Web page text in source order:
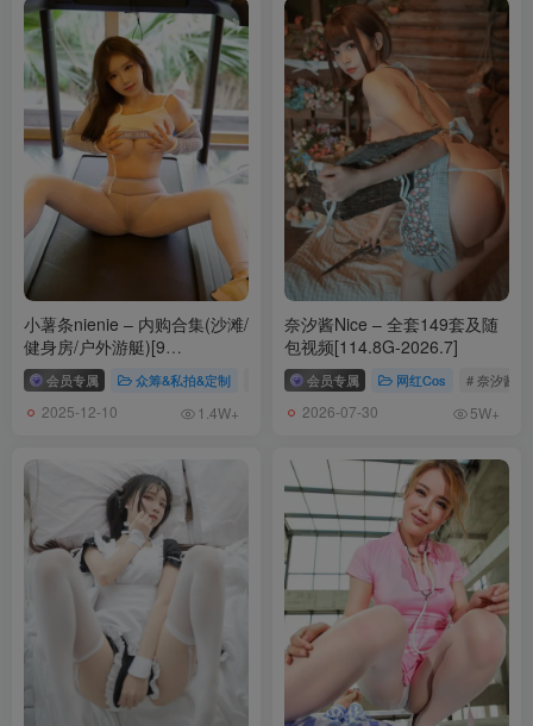
小薯条nienie – 内购合集(沙滩/
健身房/户外游艇)[9
套-2025.12]
会员专属 众筹&私拍&定制 # 小薯条内购合集 # 小薯条nienie
2025-12-10 1.4W+
奈汐酱Nice – 全套149套及随
包视频[114.8G-2026.7]
会员专属 网红Cos # 奈汐酱
2026-07-30 5W+